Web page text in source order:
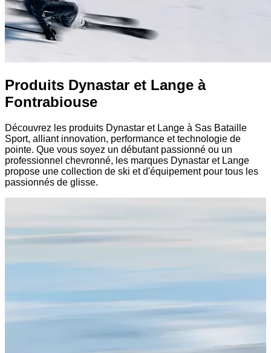
Produits Dynastar et Lange à
Fontrabiouse
Découvrez les produits Dynastar et Lange à Sas Bataille
Sport, alliant innovation, performance et technologie de
pointe. Que vous soyez un débutant passionné ou un
professionnel chevronné, les marques Dynastar et Lange
propose une collection de ski et d'équipement pour tous les
passionnés de glisse.